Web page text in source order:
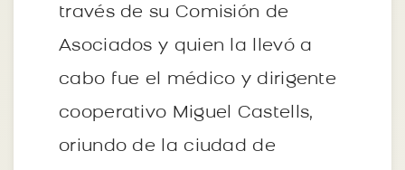
través de su Comisión de
Asociados y quien la llevó a
cabo fue el médico y dirigente
cooperativo Miguel Castells,
oriundo de la ciudad de